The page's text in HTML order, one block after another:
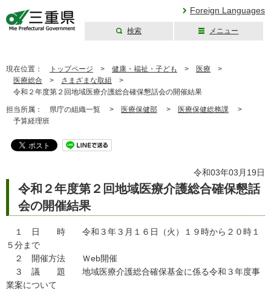
Foreign Languages
検索 メニュー
現在位置： トップページ > 健康・福祉・子ども > 医療 >
医療総合 > さまざまな取組
>
令和２年度第２回地域医療介護総合確保懇話会の開催結果
担当所属： 県庁の組織一覧 > 医療保健部 > 医療保健総務課 >
予算経理班
令和03年03月19日
令和２年度第２回地域医療介護総合確保懇話
会の開催結果
１ 日 時 令和３年３月１６日（火）１９時から２０時１
５分まで
２ 開催方法 Ｗeb開催
３ 議 題 地域医療介護総合確保基金に係る令和３年度事
業案について